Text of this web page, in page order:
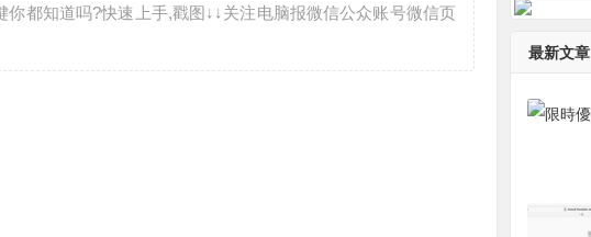
都知道吗?快速上手,戳图↓↓关注电脑报微信公众账号微信页
最新文章